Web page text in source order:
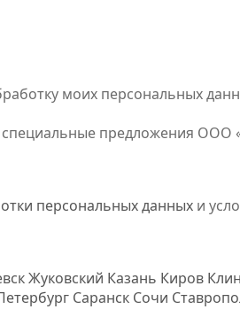
моих персональных
предложения ООО
персональных данных и
Жуковский Казань Киров Клин
Саранск Сочи